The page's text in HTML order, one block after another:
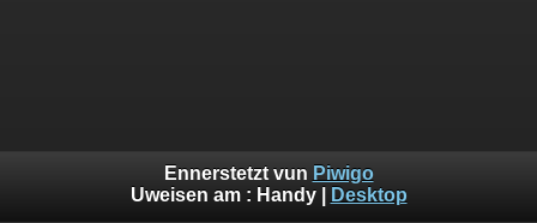
Ennerstetzt vun Piwigo
Uweisen am : Handy| Desktop